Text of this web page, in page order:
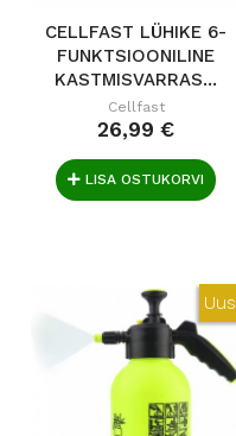
CELLFAST LÜHIKE 6-
FUNKTSIOONILINE
KASTMISVARRAS...
Cellfast
26,99 €
LISA OSTUKORVI
Uus